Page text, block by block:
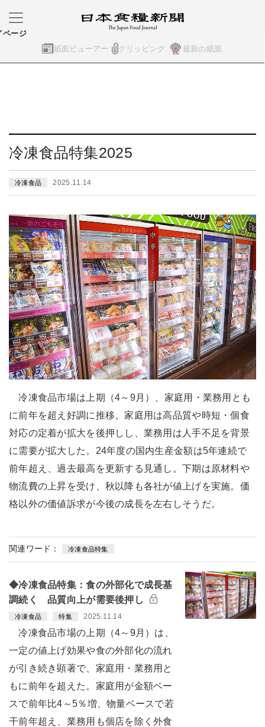
紙面ビューアー クリッピング 最新の紙面
ページ
冷凍食品特集2025
冷凍食品 2025.11.14
冷凍食品市場は上期（4～9月）、家庭用・業務用とも
に前年を超え好調に推移。家庭用は高品質や時短・個食
対応の定着が拡大を後押しし、業務用は人手不足を背景
に需要が拡大した。24年度の国内生産金額は5年連続で
前年超え、過去最高を更新する見通し。下期は原材料や
物流費の上昇を受け、秋以降も各社が値上げを実施。価
格以外の価値訴求が今後の成長を左右しそうだ。
関連ワード： 冷凍食品特集
◆冷凍食品特集：食の外部化で成長基
調続く 品質向上が需要後押し
冷凍食品 特集 2025.11.14
冷凍食品市場の上期（4～9月）は、
一定の値上げ効果や食の外部化の流れ
が引き続き顕著で、家庭用・業務用と
もに前年を超えた。家庭用が金額ベー
スで前年比4～5％増、物量ベースで若
干前年超え、業務用も個店を除く外食